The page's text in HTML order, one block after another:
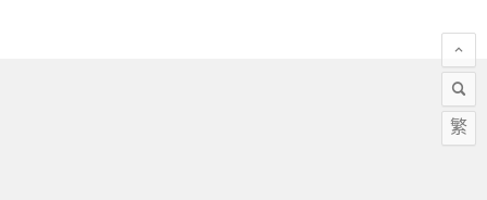
繁